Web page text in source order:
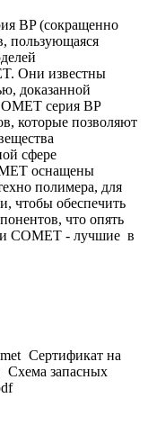
BP (сокращенно
пользующаяся
Они известны
доказанной
серия BP
которые позволяют
сфере
оснащены
полимера, для
чтобы обеспечить
что опять
COMET - лучшие в
Сертификат на
Схема запасных